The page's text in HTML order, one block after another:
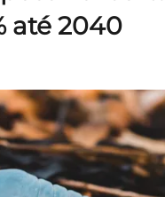
até 2040